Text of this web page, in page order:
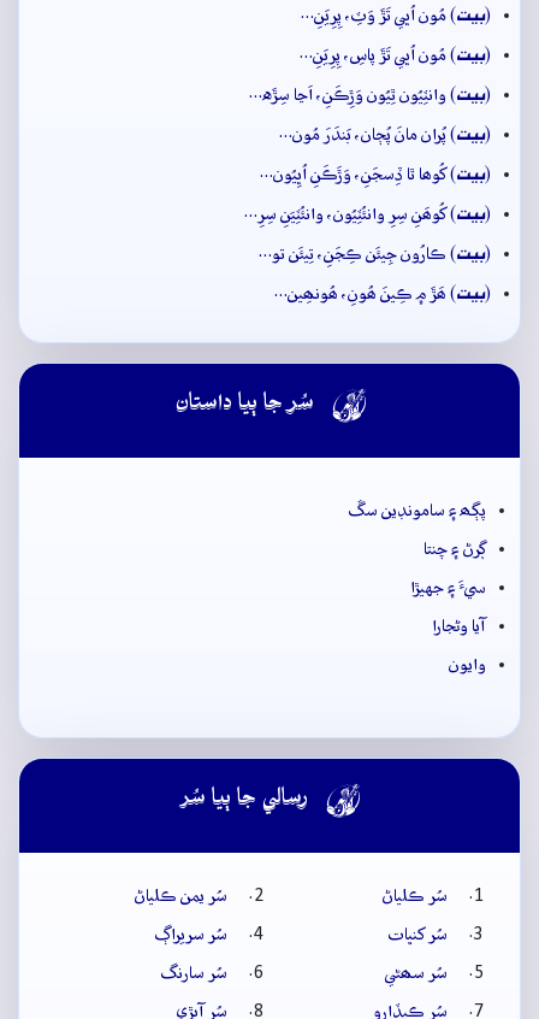
(بيت) مُون اُڀي تَڙَ وَٽِ، پِرِيَنِ…
(بيت) مُون اُڀي تَڙَ پاسِ، پِرِيَنِ…
(بيت) وانٽِيُون ٿِيُون وَڙِڪَنِ، اَڃا سِڙَه…
(بيت) پُران مانَ پُڄان، بَندَرَ مُون…
(بيت) کُوھا ٿا ڏِسجَنِ، وَڙَڪَنِ اُڀِيُون…
(بيت) کُوھَنِ سِرِ وانئُٽِيُون، وانئُٽِيَنِ سِرِ…
(بيت) ڪارُون جِيئَن ڪِجَنِ، تِيئَن تو…
(بيت) ھَڙَ ۾ ڪِينَ ھُونِ، ھُونھِين…
 سُر جا ٻيا داستان
پڳھ ۽ سامونڊين سڱ
ڳرڻ ۽ چنتا
سيءَ ۽ جهيڙا
آيا وڻجارا
وايون
 رسالي جا ٻيا سُر
سُر ڪلياڻ
سُر يمن ڪلياڻ
سُر کنڀات
سُر سريراڳ
سُر سھڻي
سُر سارنگ
سُر ڪيڏارو
سُر آبڙي